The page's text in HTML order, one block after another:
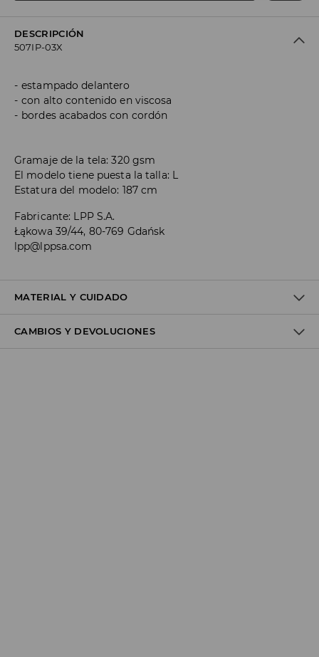
DESCRIPCIÓN
507IP-03X
estampado delantero
con alto contenido en viscosa
bordes acabados con cordón
Gramaje de la tela: 320 gsm
El modelo tiene puesta la talla: L
Estatura del modelo: 187 cm
Fabricante: LPP S.A.
Łąkowa 39/44, 80-769 Gdańsk
lpp@lppsa.com
MATERIAL Y CUIDADO
1º TELA: 60% ALGODÓN, 40% POLIÉSTER
CAMBIOS Y DEVOLUCIONES